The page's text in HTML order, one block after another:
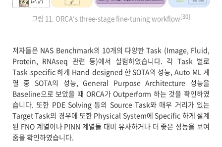
그림 11. ORCA’s three-stage fine-tuning workflow[30]
저자들은 NAS Benchmark의 10개의 다양한 Task (Image, Fluid,
Protein, RNAseq 관련 등)에서 실험하였습니다. 각 Task 별로
Task-specific 하게 Hand-designed 한 SOTA의 성능, Auto-ML 계
열 중 SOTA의 성능, General Purpose Architecture 성능을
Baseline으로 보았을 때 ORCA가 Outperform 하는 것을 확인하였
습니다. 또한 PDE Solving 등의 Source Task와 매우 거리가 있는
Target Task의 경우에 또한 Physical System에 Specific 하게 설계
된 FNO 계열이나 PINN 계열들 대비 유사하거나 더 좋은 성능을 보여
줌을 확인하였습니다.